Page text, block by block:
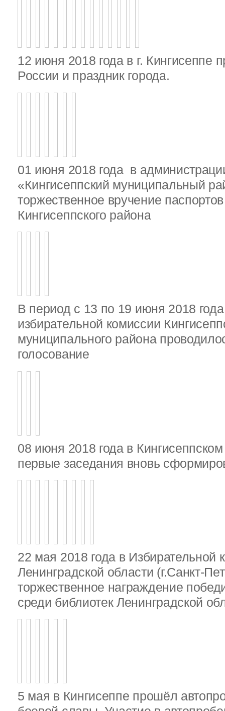
12 июня 2018 года в г. Кингисеппе
России и праздник города.
01 июня 2018 года в
«Кингисеппский муниципальный
торжественное вручение
Кингисеппского района
В период с 13 по 19 июня 2018
избирательной комиссии
муниципального района
голосование
08 июня 2018 года в
первые заседания вновь
22 мая 2018 года в Избирательной
Ленинградской области (г.Санкт-
торжественное награждение
среди библиотек Ленинградской
5 мая в Кингисеппе прошёл